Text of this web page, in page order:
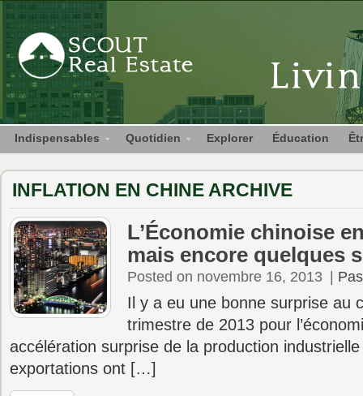
Indispensables Quotidien Explorer Éducation
INFLATION EN CHINE ARCHIVE
L’Économie chinoise
mais encore quelques
Posted on novembre 16, 2013
Il y a eu une bonne surprise au
trimestre de 2013 pour
accélération surprise de la production
exportations ont […]